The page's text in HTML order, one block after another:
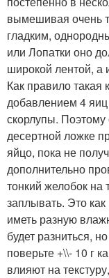
вымешивая очень
гладким,
или Лопатки оно
широкой лентой, а
Как правило такая
добавлением 4 яиц
скорлупы. Поэтому
десертной ложке
яйцо, пока не
дополнительно
тонкий желобок на
заплывать. Это
иметь разную
будет разниться,
поверьте +\\- 10 г
влияют на